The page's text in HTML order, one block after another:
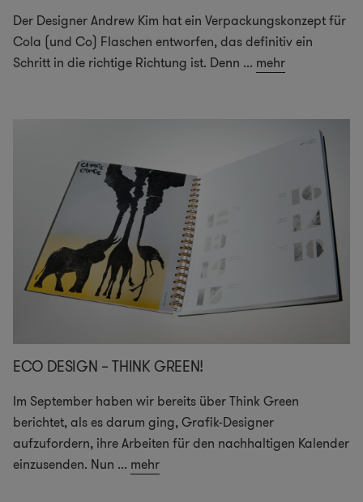
Der Designer Andrew Kim hat ein Verpackungskonzept für
Cola (und Co) Flaschen entworfen, das definitiv ein
Schritt in die richtige Richtung ist. Denn ... mehr
ECO DESIGN – THINK GREEN!
Im September haben wir bereits über Think Green
berichtet, als es darum ging, Grafik-Designer
aufzufordern, ihre Arbeiten für den nachhaltigen Kalender
einzusenden. Nun ... mehr